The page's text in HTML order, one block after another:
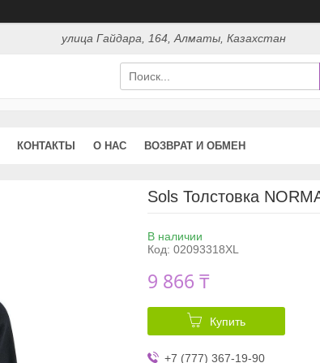
улица Гайдара, 164, Алматы, Казахстан
КОНТАКТЫ О НАС ВОЗВРАТ И ОБМЕН
Sols Толстовка
В наличии
Код: 02093318XL
9 866 ₸
Купить
+7 (777) 367-19-90